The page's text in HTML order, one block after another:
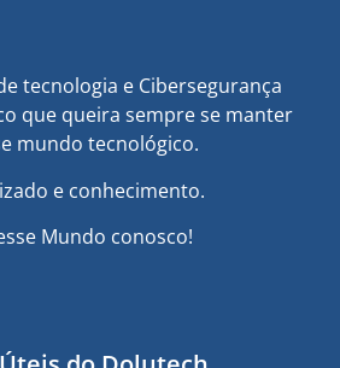
tecnologia e Cibersegurança
que queira sempre se manter
mundo tecnológico.
e conhecimento.
Mundo conosco!